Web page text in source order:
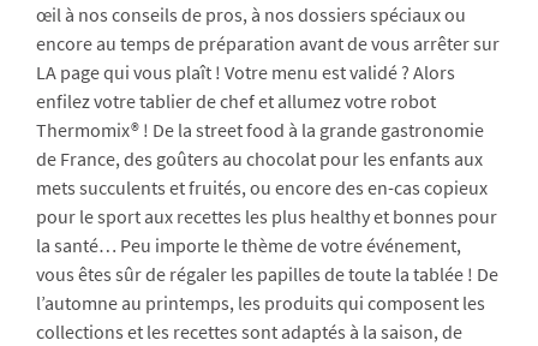
œil à nos conseils de pros, à nos dossiers spéciaux ou
encore au temps de préparation avant de vous arrêter sur
LA page qui vous plaît ! Votre menu est validé ? Alors
enfilez votre tablier de chef et allumez votre robot
Thermomix® ! De la street food à la grande gastronomie
de France, des goûters au chocolat pour les enfants aux
mets succulents et fruités, ou encore des en-cas copieux
pour le sport aux recettes les plus healthy et bonnes pour
la santé… Peu importe le thème de votre événement,
vous êtes sûr de régaler les papilles de toute la tablée ! De
l’automne au printemps, les produits qui composent les
collections et les recettes sont adaptés à la saison, de